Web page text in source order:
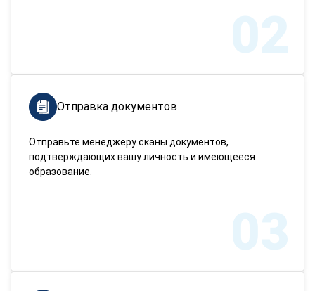
02
Отправка документов
Отправьте менеджеру сканы документов,
подтверждающих вашу личность и имеющееся
образование.
03